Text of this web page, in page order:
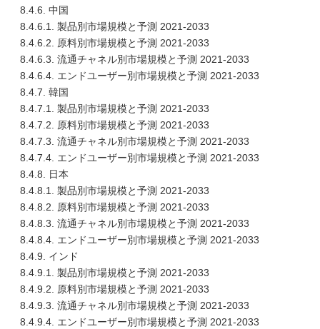
8.4.6. 中国
8.4.6.1. 製品別市場規模と予測 2021-2033
8.4.6.2. 原料別市場規模と予測 2021-2033
8.4.6.3. 流通チャネル別市場規模と予測 2021-2033
8.4.6.4. エンドユーザー別市場規模と予測 2021-2033
8.4.7. 韓国
8.4.7.1. 製品別市場規模と予測 2021-2033
8.4.7.2. 原料別市場規模と予測 2021-2033
8.4.7.3. 流通チャネル別市場規模と予測 2021-2033
8.4.7.4. エンドユーザー別市場規模と予測 2021-2033
8.4.8. 日本
8.4.8.1. 製品別市場規模と予測 2021-2033
8.4.8.2. 原料別市場規模と予測 2021-2033
8.4.8.3. 流通チャネル別市場規模と予測 2021-2033
8.4.8.4. エンドユーザー別市場規模と予測 2021-2033
8.4.9. インド
8.4.9.1. 製品別市場規模と予測 2021-2033
8.4.9.2. 原料別市場規模と予測 2021-2033
8.4.9.3. 流通チャネル別市場規模と予測 2021-2033
8.4.9.4. エンドユーザー別市場規模と予測 2021-2033